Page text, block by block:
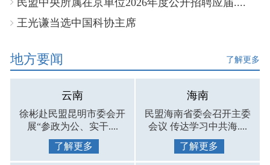
王光谦当选中国科协主席
地方要闻 了解更多
云南
徐彬赴民盟昆明市委会开
展“参政为公、实干....
了解更多
海南
民盟海南省委会召开主委
会议 传达学习中共海....
了解更多